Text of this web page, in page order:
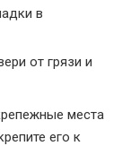
в
от грязи и
места
его к